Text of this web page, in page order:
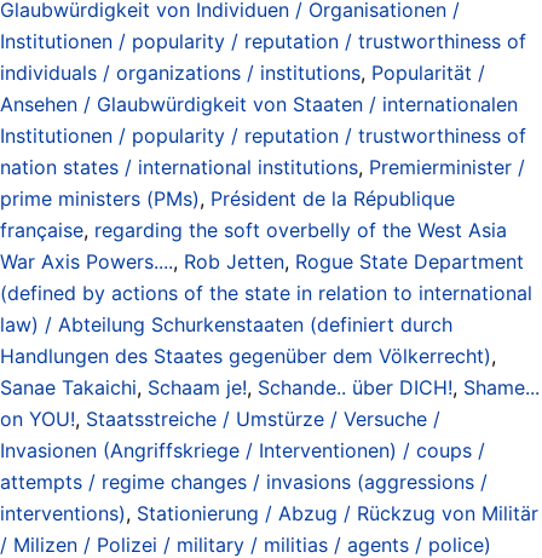
Glaubwürdigkeit von Individuen / Organisationen /
Institutionen / popularity / reputation / trustworthiness of
individuals / organizations / institutions, Popularität /
Ansehen / Glaubwürdigkeit von Staaten / internationalen
Institutionen / popularity / reputation / trustworthiness of
nation states / international institutions, Premierminister /
prime ministers (PMs), Président de la République
française, regarding the soft overbelly of the West Asia
War Axis Powers...., Rob Jetten, Rogue State Department
(defined by actions of the state in relation to international
law) / Abteilung Schurkenstaaten (definiert durch
Handlungen des Staates gegenüber dem Völkerrecht),
Sanae Takaichi, Schaam je!, Schande.. über DICH!, Shame...
on YOU!, Staatsstreiche / Umstürze / Versuche /
Invasionen (Angriffskriege / Interventionen) / coups /
attempts / regime changes / invasions (aggressions /
interventions), Stationierung / Abzug / Rückzug von Militär
/ Milizen / Polizei / military / militias / agents / police)